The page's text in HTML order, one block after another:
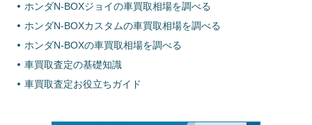
ホンダN-BOXジョイの車買取相場を調べる
ホンダN-BOXカスタムの車買取相場を調べる
ホンダN-BOXの車買取相場を調べる
車買取査定の基礎知識
車買取査定お役立ちガイド